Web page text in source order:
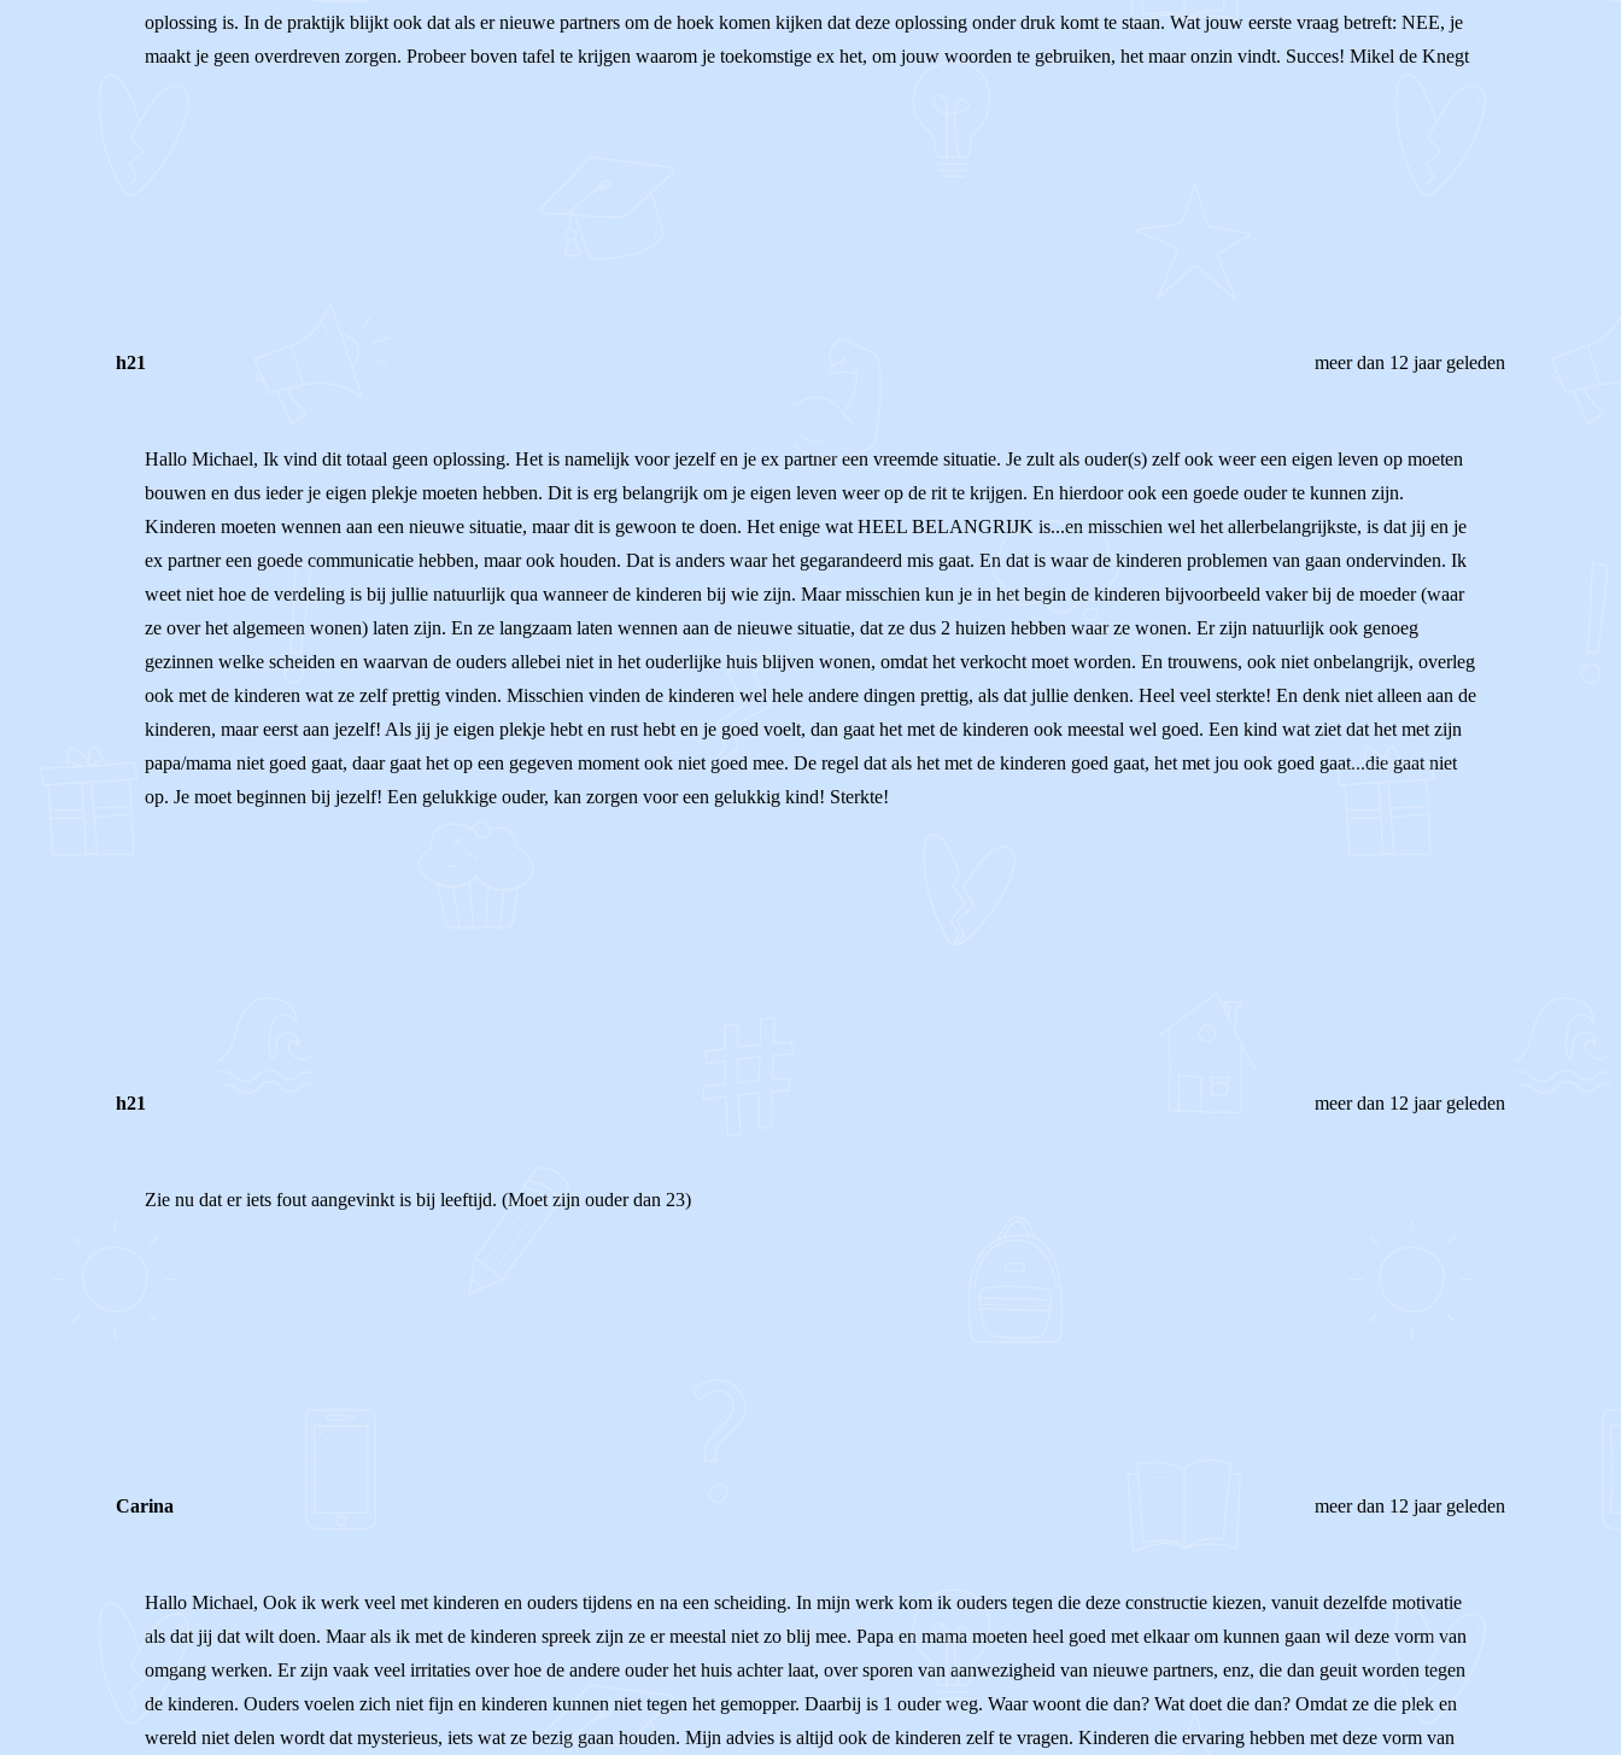
oplossing is. In de praktijk blijkt ook dat als er nieuwe partners om de hoek komen kijken dat deze oplossing onder druk komt te staan. Wat jouw eerste vraag betreft: NEE, je
maakt je geen overdreven zorgen. Probeer boven tafel te krijgen waarom je toekomstige ex het, om jouw woorden te gebruiken, het maar onzin vindt. Succes! Mikel de Knegt
h21 meer dan 12 jaar geleden
Hallo Michael, Ik vind dit totaal geen oplossing. Het is namelijk voor jezelf en je ex partner een vreemde situatie. Je zult als ouder(s) zelf ook weer een eigen leven op moeten
bouwen en dus ieder je eigen plekje moeten hebben. Dit is erg belangrijk om je eigen leven weer op de rit te krijgen. En hierdoor ook een goede ouder te kunnen zijn.
Kinderen moeten wennen aan een nieuwe situatie, maar dit is gewoon te doen. Het enige wat HEEL BELANGRIJK is...en misschien wel het allerbelangrijkste, is dat jij en je
ex partner een goede communicatie hebben, maar ook houden. Dat is anders waar het gegarandeerd mis gaat. En dat is waar de kinderen problemen van gaan ondervinden. Ik
weet niet hoe de verdeling is bij jullie natuurlijk qua wanneer de kinderen bij wie zijn. Maar misschien kun je in het begin de kinderen bijvoorbeeld vaker bij de moeder (waar
ze over het algemeen wonen) laten zijn. En ze langzaam laten wennen aan de nieuwe situatie, dat ze dus 2 huizen hebben waar ze wonen. Er zijn natuurlijk ook genoeg
gezinnen welke scheiden en waarvan de ouders allebei niet in het ouderlijke huis blijven wonen, omdat het verkocht moet worden. En trouwens, ook niet onbelangrijk, overleg
ook met de kinderen wat ze zelf prettig vinden. Misschien vinden de kinderen wel hele andere dingen prettig, als dat jullie denken. Heel veel sterkte! En denk niet alleen aan de
kinderen, maar eerst aan jezelf! Als jij je eigen plekje hebt en rust hebt en je goed voelt, dan gaat het met de kinderen ook meestal wel goed. Een kind wat ziet dat het met zijn
papa/mama niet goed gaat, daar gaat het op een gegeven moment ook niet goed mee. De regel dat als het met de kinderen goed gaat, het met jou ook goed gaat...die gaat niet
op. Je moet beginnen bij jezelf! Een gelukkige ouder, kan zorgen voor een gelukkig kind! Sterkte!
h21 meer dan 12 jaar geleden
Zie nu dat er iets fout aangevinkt is bij leeftijd. (Moet zijn ouder dan 23)
Carina meer dan 12 jaar geleden
Hallo Michael, Ook ik werk veel met kinderen en ouders tijdens en na een scheiding. In mijn werk kom ik ouders tegen die deze constructie kiezen, vanuit dezelfde motivatie
als dat jij dat wilt doen. Maar als ik met de kinderen spreek zijn ze er meestal niet zo blij mee. Papa en mama moeten heel goed met elkaar om kunnen gaan wil deze vorm van
omgang werken. Er zijn vaak veel irritaties over hoe de andere ouder het huis achter laat, over sporen van aanwezigheid van nieuwe partners, enz, die dan geuit worden tegen
de kinderen. Ouders voelen zich niet fijn en kinderen kunnen niet tegen het gemopper. Daarbij is 1 ouder weg. Waar woont die dan? Wat doet die dan? Omdat ze die plek en
wereld niet delen wordt dat mysterieus, iets wat ze bezig gaan houden. Mijn advies is altijd ook de kinderen zelf te vragen. Kinderen die ervaring hebben met deze vorm van